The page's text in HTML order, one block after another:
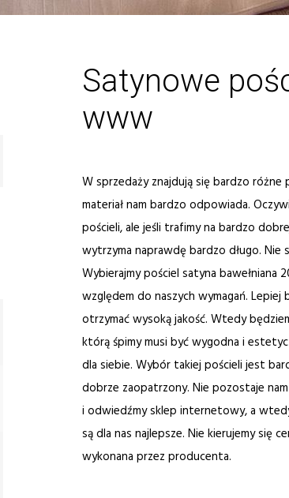
Satynowe
www
W sprzedaży znajdują się bardzo
materiał nam bardzo odpowiada.
pościeli, ale jeśli trafimy na bardzo
wytrzyma naprawdę bardzo długo.
Wybierajmy pościel satyna
względem do naszych wymagań. Lepiej
otrzymać wysoką jakość. Wtedy
którą śpimy musi być wygodna i
dla siebie. Wybór takiej pościeli jest
dobrze zaopatrzony. Nie pozostaje
i odwiedźmy sklep internetowy, a
są dla nas najlepsze. Nie kierujemy się
wykonana przez producenta.